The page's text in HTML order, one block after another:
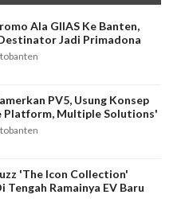
Ala GIIAS Ke Banten,
Jadi Primadona
PV5, Usung Konsep
Platform, Multiple Solutions'
'The Icon Collection'
Tengah Ramainya EV Baru